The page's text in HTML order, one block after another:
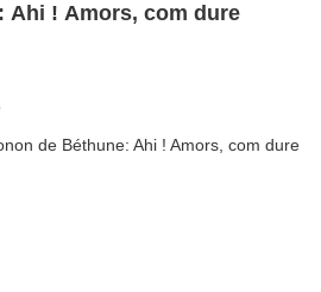
Ahi ! Amors, com dure